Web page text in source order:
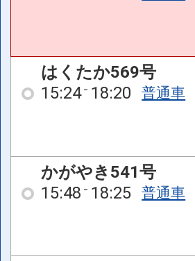
はくたか569号
15:24 18:20 普通車
かがやき541号
15:48 18:25 普通車